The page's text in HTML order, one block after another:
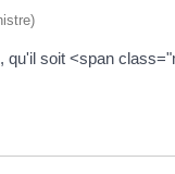
soit <span